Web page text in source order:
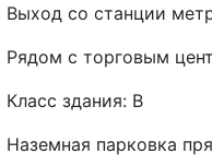
Выход со станции
Рядом с торговым
Класс здания: B
Наземная парковка